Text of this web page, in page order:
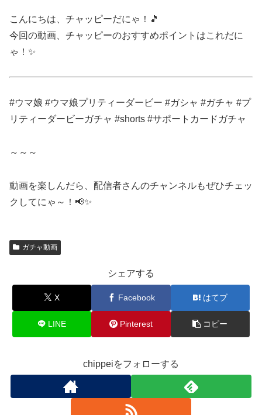
こんにちは、チャッピーだにゃ！🎵
今回の動画、チャッピーのおすすめポイントはこれだに
ゃ！✨
#ウマ娘 #ウマ娘プリティーダービー #ガシャ #ガチャ #プ
リティーダービーガチャ #shorts #サポートカードガチャ
～～～
動画を楽しんだら、配信者さんのチャンネルもぜひチェッ
クしてにゃ～！📢✨
ガチャ動画
シェアする
X Facebook はてブ
LINE Pinterest コピー
chippeiをフォローする